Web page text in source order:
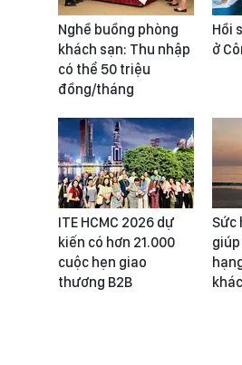
Nghề buồng phòng
khách sạn: Thu nhập
có thể 50 triệu
đồng/tháng
Hồi
ở
ITE HCMC 2026 dự
kiến có hơn 21.000
cuộc hẹn giao
thương B2B
Sức